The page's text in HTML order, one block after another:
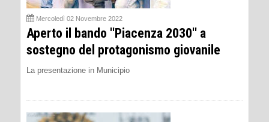
Mercoledì 02 Novembre 2022
Aperto il bando ''Piacenza 2030'' a
sostegno del protagonismo giovanile
La presentazione in Municipio